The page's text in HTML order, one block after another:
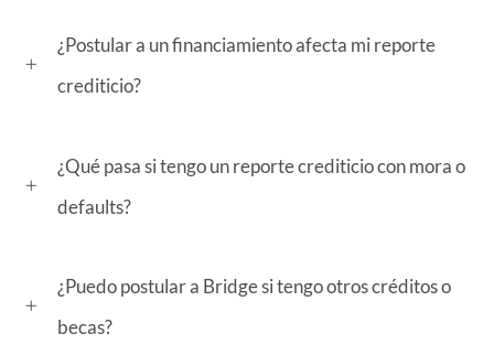
¿Postular a un financiamiento afecta mi reporte
crediticio?
¿Qué pasa si tengo un reporte crediticio con mora o
defaults?
¿Puedo postular a Bridge si tengo otros créditos o
becas?